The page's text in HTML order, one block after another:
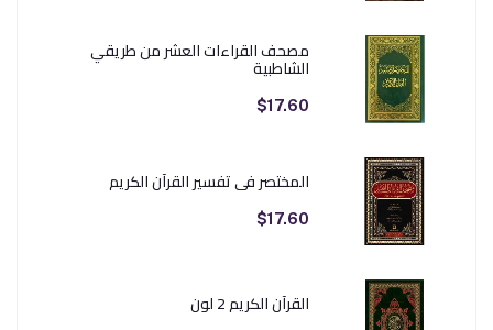
مصحف القراءات العشر من طريقي
الشاطبية
$17.60
المختصر في تفسير القرآن الكريم
$17.60
القرآن الكريم 2 لون